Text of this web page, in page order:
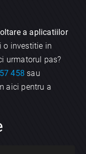
a aplicatiilor
o investitie in
urmatorul pas?
458 sau
aici pentru a